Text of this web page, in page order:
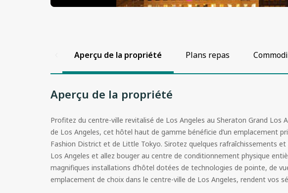
Aperçu de la propriété Plans repas
Aperçu de la propriété
Profitez du centre-ville revitalisé de Los Angeles au Sheraton Grand
de Los Angeles, cet hôtel haut de gamme bénéficie d’un emplacement
Fashion District et de Little Tokyo. Sirotez quelques rafraîchissements
Los Angeles et allez bouger au centre de conditionnement physique
magnifiques installations d’hôtel dotées de technologies de pointe, de
emplacement de choix dans le centre-ville de Los Angeles, rendent vos